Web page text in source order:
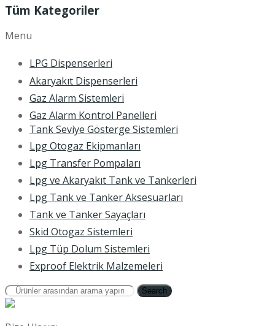
Tüm Kategoriler
Menu
LPG Dispenserleri
Akaryakıt Dispenserleri
Gaz Alarm Sistemleri
Gaz Alarm Kontrol Panelleri
Tank Seviye Gösterge Sistemleri
Lpg Otogaz Ekipmanları
Lpg Transfer Pompaları
Lpg ve Akaryakıt Tank ve Tankerleri
Lpg Tank ve Tanker Aksesuarları
Tank ve Tanker Sayaçları
Skid Otogaz Sistemleri
Lpg Tüp Dolum Sistemleri
Exproof Elektrik Malzemeleri
Search